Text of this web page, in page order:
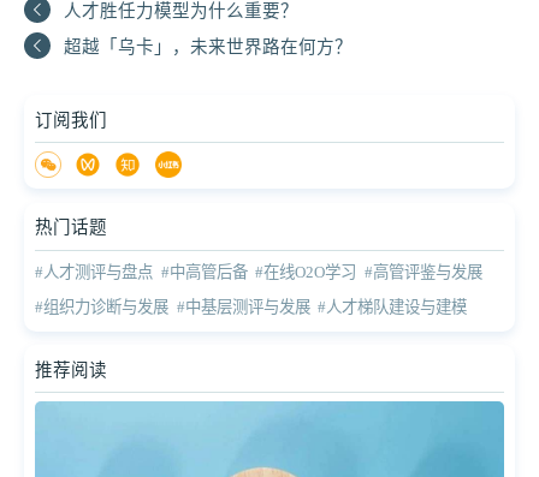
人才胜任力模型为什么重要？
超越「乌卡」，未来世界路在何方？
订阅我们
热门话题
#人才测评与盘点 #中高管后备 #在线O2O学习 #高管评鉴与发展
#组织力诊断与发展 #中基层测评与发展 #人才梯队建设与建模
推荐阅读